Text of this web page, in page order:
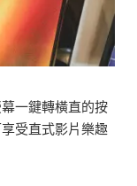
一鍵轉橫直的按
受直式影片樂趣